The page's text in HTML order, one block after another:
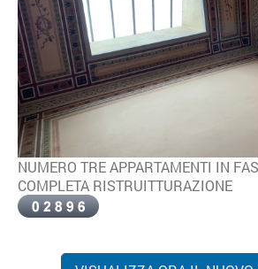
NUMERO TRE APPARTAMENTI IN
COMPLETA RISTRUITTURAZIONE